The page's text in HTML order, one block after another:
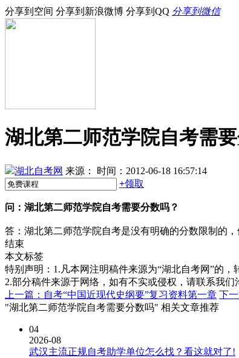
分享到空间 分享到新浪微博 分享到QQ 分享到微信
湖北第二师范学院自考需
湖北自考网 来源：
时间：2012-06-18 16:57:14
+领取
问： 湖北第二师范学院自考需要分数吗？
答：湖北第二师范学院自考是没有明确的分数限制的
结束
本文标签
特别声明：1.凡本网注明稿件来源为“湖北自考网”的，
2.部分稿件来源于网络，如有不实或侵权，请联系我
上一篇：自考“中国近现代史纲要”复习资料第一章 下
"湖北第二师范学院自考需要分数吗" 相关文章推荐
04
2026-08
武汉主流正规自考助学单位怎么找？看这就对了!